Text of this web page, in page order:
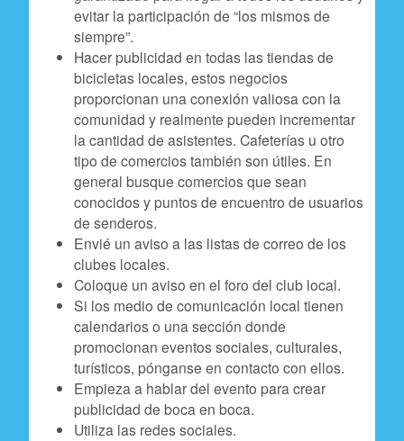
evitar la participación de “los mismos de
siempre”.
Hacer publicidad en todas las tiendas de
bicicletas locales, estos negocios
proporcionan una conexión valiosa con la
comunidad y realmente pueden incrementar
la cantidad de asistentes. Cafeterías u otro
tipo de comercios también son útiles. En
general busque comercios que sean
conocidos y puntos de encuentro de usuarios
de senderos.
Envié un aviso a las listas de correo de los
clubes locales.
Coloque un aviso en el foro del club local.
Si los medio de comunicación local tienen
calendarios o una sección donde
promocionan eventos sociales, culturales,
turísticos, pónganse en contacto con ellos.
Empieza a hablar del evento para crear
publicidad de boca en boca.
Utiliza las redes sociales.